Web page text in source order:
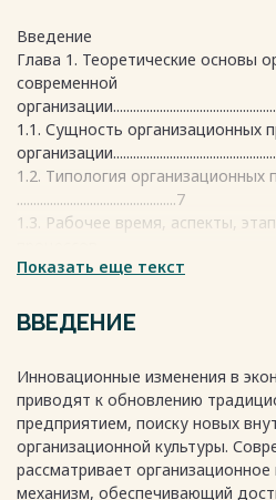
Введение
Глава 1. Теоретические основы
современной
1.1. Сущность организационных
1.2. Типология организационных
................................................7
1.3. Рабочее время, аспекты,
примере ООО
2.2 Оценка эффективности
2.3 SWОT-анализ, РЕST-
2.4 Современная деятельность
Показать еще текст
ВВЕДЕНИЕ
Инновационные изменения в
приводят к обновлению
предприятием, поиску новых
организационной культуры.
рассматривает
механизм, обеспечивающий